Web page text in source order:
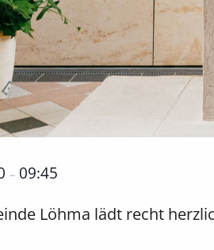
– 09:45
Löhma lädt recht